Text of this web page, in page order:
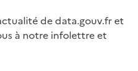
de data.gouv.fr et
à notre infolettre et